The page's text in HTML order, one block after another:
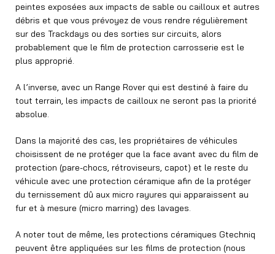
peintes exposées aux impacts de sable ou cailloux et autres
débris et que vous prévoyez de vous rendre régulièrement
sur des Trackdays ou des sorties sur circuits, alors
probablement que le film de protection carrosserie est le
plus approprié.
A l’inverse, avec un Range Rover qui est destiné à faire du
tout terrain, les impacts de cailloux ne seront pas la priorité
absolue.
Dans la majorité des cas, les propriétaires de véhicules
choisissent de ne protéger que la face avant avec du film de
protection (pare-chocs, rétroviseurs, capot) et le reste du
véhicule avec une protection céramique afin de la protéger
du ternissement dû aux micro rayures qui apparaissent au
fur et à mesure (micro marring) des lavages.
A noter tout de même, les protections céramiques Gtechniq
peuvent être appliquées sur les films de protection (nous